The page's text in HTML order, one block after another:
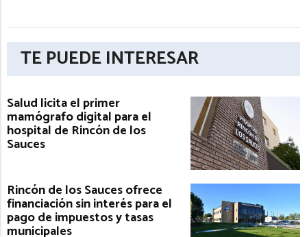
TE PUEDE INTERESAR
Salud licita el primer
mamógrafo digital para el
hospital de Rincón de los
Sauces
Rincón de los Sauces ofrece
financiación sin interés para el
pago de impuestos y tasas
municipales